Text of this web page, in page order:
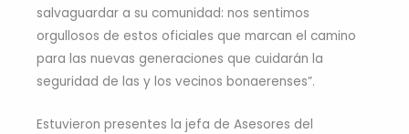
salvaguardar a su comunidad: nos sentimos
orgullosos de estos oficiales que marcan el camino
para las nuevas generaciones que cuidarán la
seguridad de las y los vecinos bonaerenses”.
Estuvieron presentes la jefa de Asesores del